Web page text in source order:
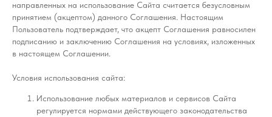
направленных на использование Сайта считается безусловным
принятием (акцептом) данного Соглашения. Настоящим
Пользователь подтверждает, что акцепт Соглашения равносилен
подписанию и заключению Соглашения на условиях, изложенных
в настоящем Соглашении.
Условия использования сайта:
Использование любых материалов и сервисов Сайта
регулируется нормами действующего законодательства